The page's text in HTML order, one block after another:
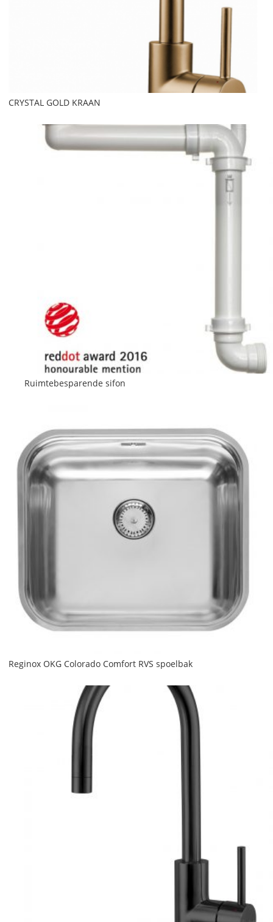
CRYSTAL GOLD KRAAN
Ruimtebesparende sifon
Reginox OKG Colorado Comfort RVS spoelbak